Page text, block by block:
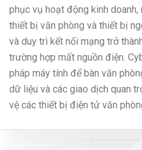
phục vụ hoạt động kinh doanh,
thiết bị văn phòng và thiết bị
và duy trì kết nối mạng trở
trường hợp mất nguồn điện.
pháp máy tính để bàn văn
dữ liệu và các giao dịch quan
vệ các thiết bị điện tử văn